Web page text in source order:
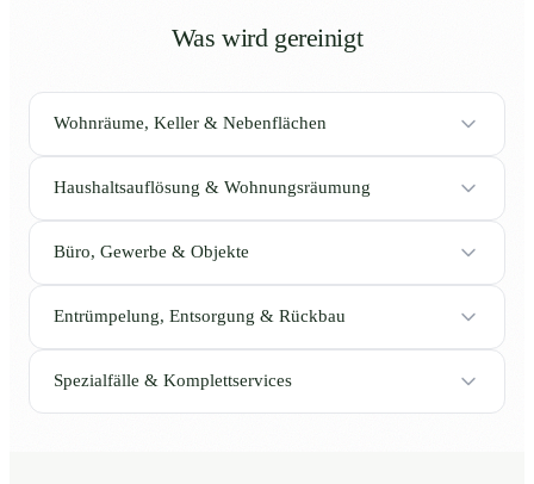
Was wird gereinigt
Wohnräume, Keller & Nebenflächen
Haushaltsauflösung & Wohnungsräumung
Büro, Gewerbe & Objekte
Entrümpelung, Entsorgung & Rückbau
Spezialfälle & Komplettservices